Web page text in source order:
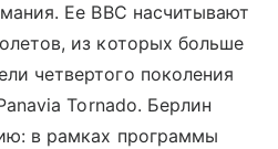
Ее ВВС насчитывают
из которых больше
четвертого поколения
Tornado. Берлин
в рамках программы